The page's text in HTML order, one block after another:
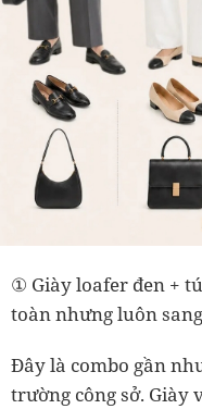
① Giày loafer đen +
toàn nhưng luôn sang
Đây là combo gần
trường công sở. Giày